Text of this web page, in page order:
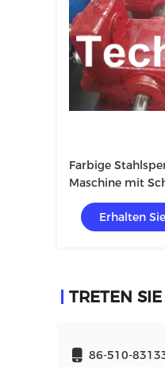
Farbige
Maschine mit
bildet
Erhalten
86-510-